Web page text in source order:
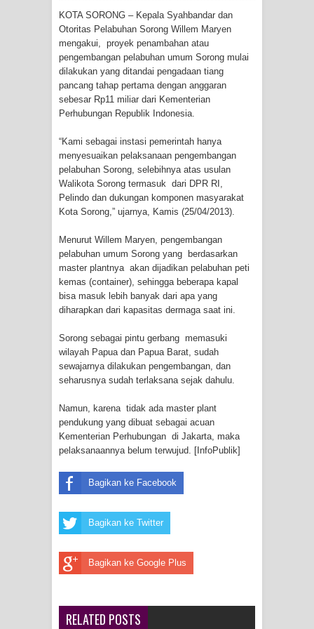
Kota Jayapura
Tiga Personel Polresta Jayapura Kota
Jalani Sidang BP4R di Jayapura
Kapolresta Jayapura Kota
Saat Nonton Bareng Final Piala Dunia
2026 di Lapangan Karang PTC Entrop
Kebakaran Hanguskan Satu Rumah
di Kompleks Asrama Polisi Sorong
Profil Lengkap Papua Barat, Bumi
Cenderawasih di Ujung Barat Papua
Profil Lengkap Provinsi Papua, Bumi
Cenderawasih di Ujung Timur
Profil Lengkap Aceh, Provinsi
Istimewa di Ujung Sumatera
Lima Rumah Pribadi Terbakar Di
Hamadi Jayapura Selatan
Imbau Waspada Susulan
KOTA SORONG – Kepala Syahbandar dan
Otoritas Pelabuhan Sorong Willem Maryen
mengakui, proyek penambahan atau
pengembangan pelabuhan umum Sorong mulai
dilakukan yang ditandai pengadaan tiang
pancang tahap pertama dengan anggaran
sebesar Rp11 miliar dari Kementerian
Perhubungan Republik Indonesia.
“Kami sebagai instasi pemerintah hanya
menyesuaikan pelaksanaan pengembangan
pelabuhan Sorong, selebihnya atas usulan
Walikota Sorong termasuk dari DPR RI,
Pelindo dan dukungan komponen masyarakat
Kota Sorong,” ujarnya, Kamis (25/04/2013).
Menurut Willem Maryen, pengembangan
pelabuhan umum Sorong yang berdasarkan
master plantnya akan dijadikan pelabuhan peti
kemas (container), sehingga beberapa kapal
bisa masuk lebih banyak dari apa yang
diharapkan dari kapasitas dermaga saat ini.
Sorong sebagai pintu gerbang memasuki
wilayah Papua dan Papua Barat, sudah
sewajarnya dilakukan pengembangan, dan
seharusnya sudah terlaksana sejak dahulu.
Namun, karena tidak ada master plant
pendukung yang dibuat sebagai acuan
Kementerian Perhubungan di Jakarta, maka
pelaksanaannya belum terwujud. [InfoPublik]
Bagikan ke Facebook
Bagikan ke Twitter
Bagikan ke Google Plus
RELATED POSTS